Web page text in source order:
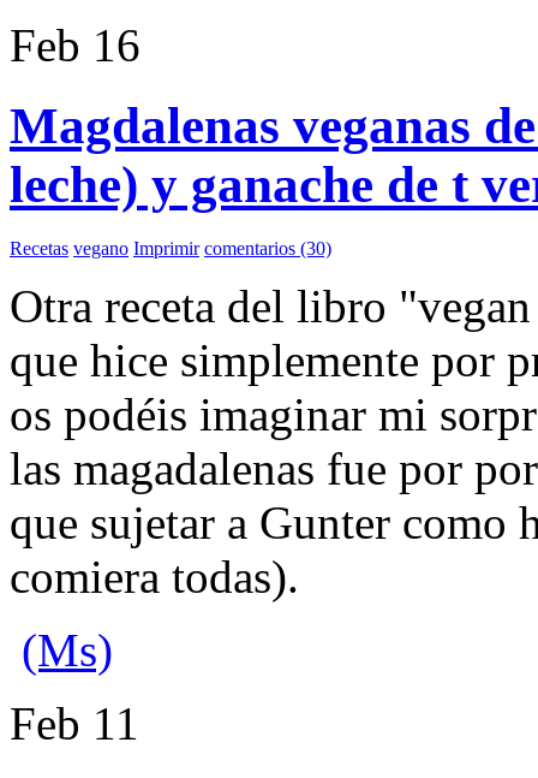
Feb 16
Magdalenas veganas
leche) y ganache de t
Recetas vegano Imprimir comentarios (30)
Otra receta del libro
que hice simplemente por
os podéis imaginar mi
las magadalenas fue por
que sujetar a Gunter como
comiera todas).
(Ms)
Feb 11